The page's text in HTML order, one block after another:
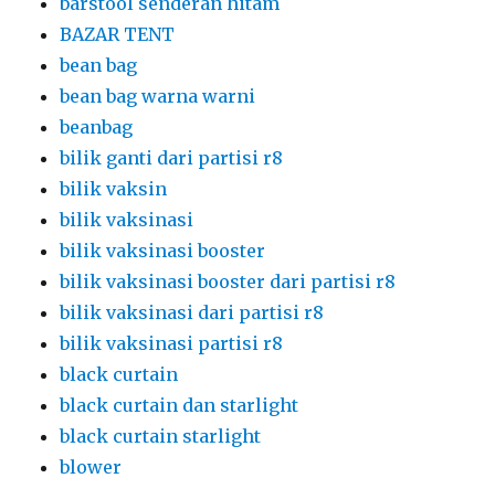
BAZAR TENT
bean bag
bean bag warna warni
beanbag
bilik ganti dari partisi r8
bilik vaksin
bilik vaksinasi
bilik vaksinasi booster
bilik vaksinasi booster dari partisi r8
bilik vaksinasi dari partisi r8
bilik vaksinasi partisi r8
black curtain
black curtain dan starlight
black curtain starlight
blower